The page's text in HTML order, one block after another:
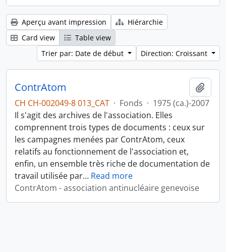
Aperçu avant impression
Hiérarchie
Card view
Table view
Trier par: Date de début
Direction: Croissant
ContrAtom
CH CH-002049-8 013_CAT · Fonds · 1975 (ca.)-2007
Il s'agit des archives de l'association. Elles
comprennent trois types de documents : ceux sur
les campagnes menées par ContrAtom, ceux
relatifs au fonctionnement de l'association et,
enfin, un ensemble très riche de documentation de
travail utilisée par… Read more
ContrAtom - association antinucléaire genevoise